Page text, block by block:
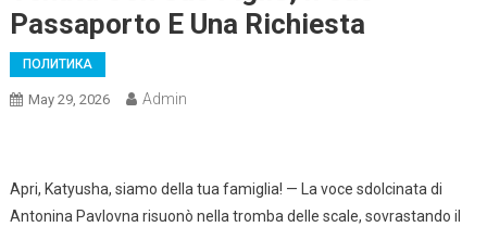
Passaporto E Una Richiesta
ПОЛИТИКА
May 29, 2026 Admin
Apri, Katyusha, siamo della tua famiglia! — La voce sdolcinata di
Antonina Pavlovna risuonò nella tromba delle scale, sovrastando il